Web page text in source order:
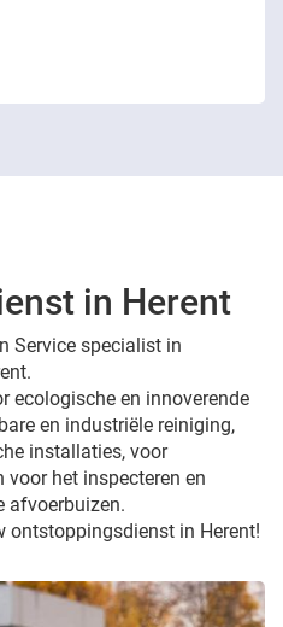
in Herent
Service specialist in
ecologische en innoverende
en industriële reiniging,
installaties, voor
het inspecteren en
afvoerbuizen.
in Herent!